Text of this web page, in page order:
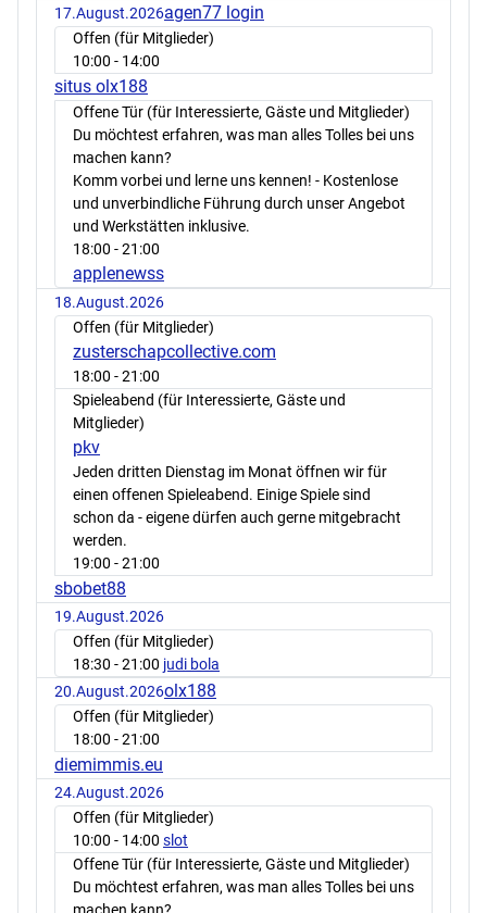
17.August.2026agen77 login
Offen (für Mitglieder)
10:00 - 14:00
situs olx188
Offene Tür (für Interessierte, Gäste und Mitglieder)
Du möchtest erfahren, was man alles Tolles bei uns
machen kann?
Komm vorbei und lerne uns kennen! - Kostenlose
und unverbindliche Führung durch unser Angebot
und Werkstätten inklusive.
18:00 - 21:00
applenewss
18.August.2026
Offen (für Mitglieder)
zusterschapcollective.com
18:00 - 21:00
Spieleabend (für Interessierte, Gäste und
Mitglieder)
pkv
Jeden dritten Dienstag im Monat öffnen wir für
einen offenen Spieleabend. Einige Spiele sind
schon da - eigene dürfen auch gerne mitgebracht
werden.
19:00 - 21:00
sbobet88
19.August.2026
Offen (für Mitglieder)
18:30 - 21:00 judi bola
20.August.2026olx188
Offen (für Mitglieder)
18:00 - 21:00
diemimmis.eu
24.August.2026
Offen (für Mitglieder)
10:00 - 14:00 slot
Offene Tür (für Interessierte, Gäste und Mitglieder)
Du möchtest erfahren, was man alles Tolles bei uns